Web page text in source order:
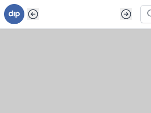
Ga naar inhoud van webarchief